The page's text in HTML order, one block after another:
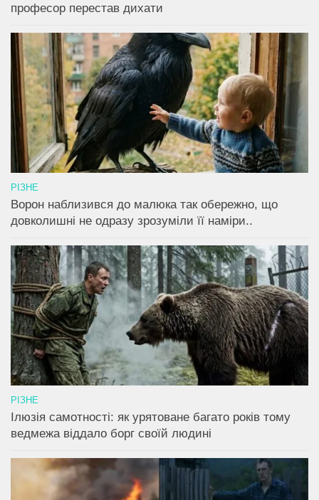
професор перестав дихати
РІЗНЕ
Ворон наблизився до малюка так обережно, що
довколишні не одразу зрозуміли її наміри..
РІЗНЕ
Ілюзія самотності: як урятоване багато років тому
ведмежа віддало борг своїй людині